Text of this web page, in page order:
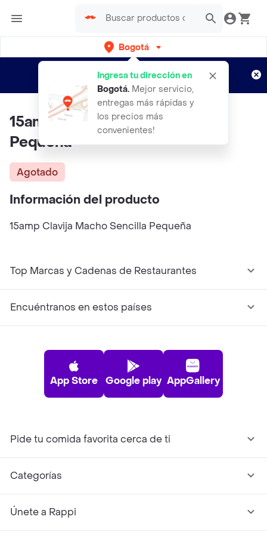
Bogotá
Ingresa tu dirección en
Bogotá. Mejor servicio,
entregas más rápidas y
los precios más
convenientes!
envíos gratis por semanas
Aplican TyC
15amp Clavija Macho Sencilla
Pequeña
Agotado
Información del producto
15amp Clavija Macho Sencilla Pequeña
Top Marcas y Cadenas de Restaurantes
Encuéntranos en estos países
App Store Google play AppGallery
Pide tu comida favorita cerca de ti
Categorías
Únete a Rappi